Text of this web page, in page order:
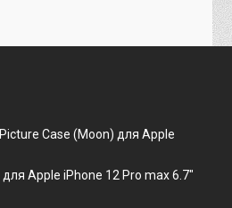
Case (Moon) для Apple
для Apple iPhone 12 Pro max 6.7"